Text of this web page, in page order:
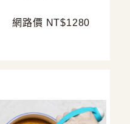
網路價 NT$1280